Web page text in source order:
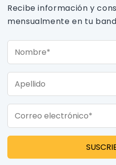
Recibe información y
mensualmente en tu
Nombre*
Apellido
Correo electrónico*